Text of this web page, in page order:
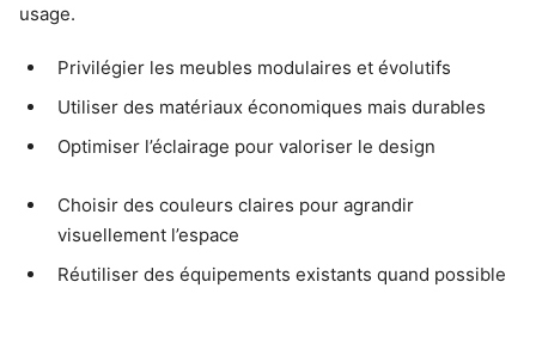
usage.
Privilégier les meubles modulaires et évolutifs
Utiliser des matériaux économiques mais durables
Optimiser l’éclairage pour valoriser le design
Choisir des couleurs claires pour agrandir
visuellement l’espace
Réutiliser des équipements existants quand possible